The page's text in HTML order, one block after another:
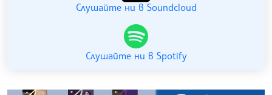
Слушайте ни в Soundcloud
Слушайте ни в Spotify